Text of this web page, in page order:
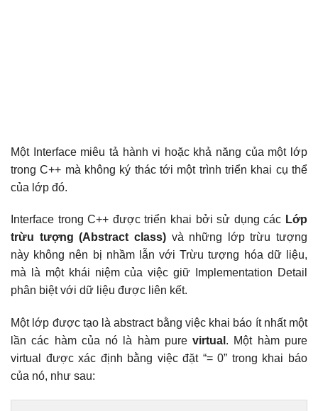
Một Interface miêu tả hành vi hoặc khả năng của một lớp
trong C++ mà không ký thác tới một trình triển khai cụ thể
của lớp đó.
Interface trong C++ được triển khai bởi sử dụng các Lớp
trừu tượng (Abstract class)và những lớp trừu tượng
này không nên bị nhầm lẫn với Trừu tượng hóa dữ liệu,
mà là một khái niệm của việc giữ Implementation Detail
phân biệt với dữ liệu được liên kết.
Một lớp được tạo là abstract bằng việc khai báo ít nhất một
lần các hàm của nó là hàm purevirtual . Một hàm pure
virtual được xác định bằng việc đặt “= 0” trong khai báo
của nó, như sau: